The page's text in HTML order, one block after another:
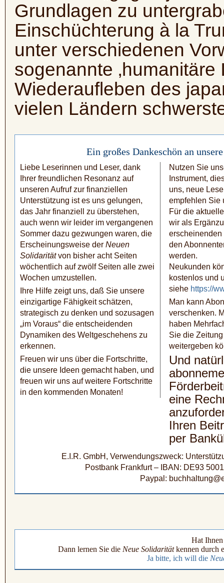
Grundlagen zu
Einschüchterung à la
unter verschiedenen
sogenannte
Wiederaufleben des
vielen Ländern
Ein großes Dankeschön an
Liebe Leserinnen und Leser, dank
Ihrer freundlichen Resonanz auf
unseren Aufruf zur finanziellen
Unterstützung ist es uns gelungen,
das Jahr finanziell zu über­stehen,
auch wenn wir leider im vergange­nen
Sommer dazu gezwungen waren, die
Erscheinungsweise der Neuen
Solidaritätvon bisher acht Seiten
wöchentlich auf zwölf Seiten alle zwei
Wochen umzu­stellen.
Ihre Hilfe zeigt uns, daß Sie unsere
ein­zig­artige Fähigkeit schätzen,
strategisch zu denken und sozusagen
„im Voraus“ die entscheidenden
Dynamiken des Welt­geschehens zu
erkennen.
Freuen wir uns über die Fortschritte,
die unsere Ideen gemacht haben, und
freuen wir uns auf weitere Fortschritte
in den kommenden Monaten!
Nutzen Sie
Instrument,
uns, neue
empfehlen Sie
Für die
wir als
erscheinen­den
den
werden.
Neukunden
kostenlos und
siehe https://
Man kann
verschenken.
haben
Sie die
weitergeben
Und
eine
Ihren
per
E.I.R. GmbH, Verwendungszweck:
Postbank Frankfurt – IBAN: DE93
Paypal:
Hat
Dann lernen Sie die Neue Solidaritätkennen durch
Ja bitte, ich will die